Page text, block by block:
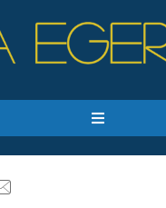
Toggle